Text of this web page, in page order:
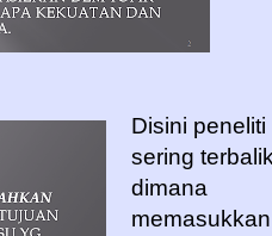
Disini peneliti
sering
dimana
memasukkan